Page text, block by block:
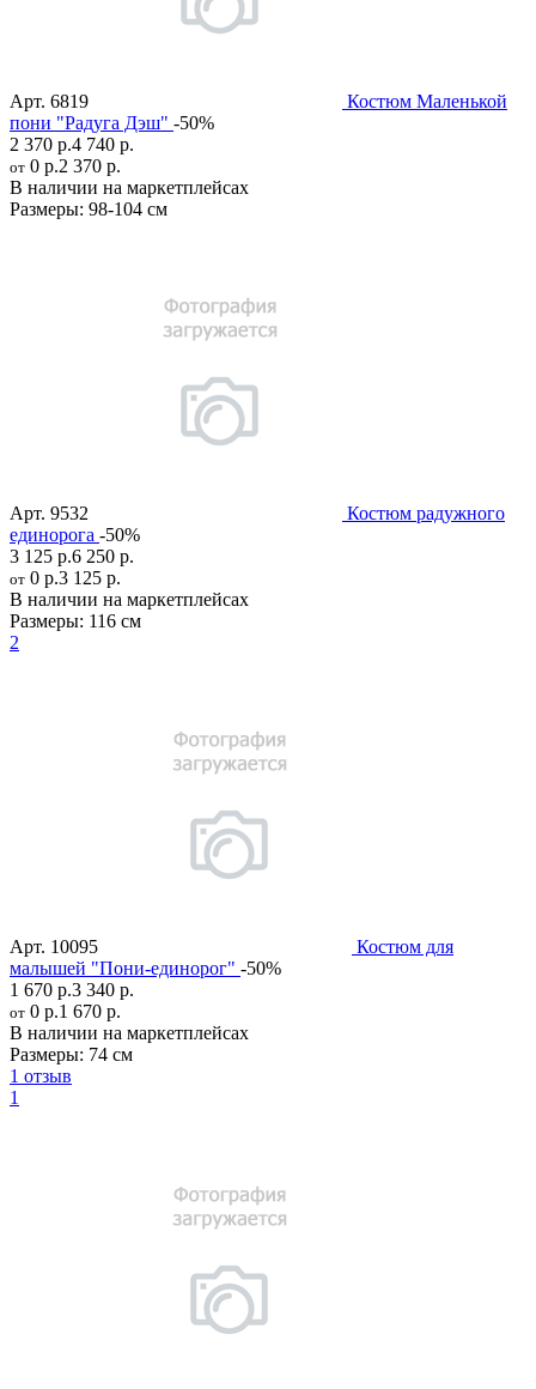
Арт. 6819
Костюм Маленькой
пони "Радуга Дэш" -50%
2 370 р.4 740 р.
от 0 р.2 370 р.
В наличии на маркетплейсах
Размеры: 98-104 см
Арт. 9532
Костюм радужного
единорога -50%
3 125 р.6 250 р.
от 0 р.3 125 р.
В наличии на маркетплейсах
Размеры: 116 см
2
Арт. 10095
Костюм для
малышей "Пони-единорог" -50%
1 670 р.3 340 р.
от 0 р.1 670 р.
В наличии на маркетплейсах
Размеры: 74 см
1 отзыв
1